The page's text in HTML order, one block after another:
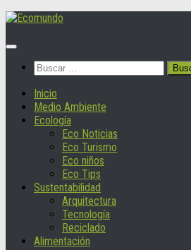
Saltar
contenido
Buscar:
Inicio
Medio Ambiente
Ecología
Eco Noticias
Eco Turismo
Eco niños
Eco Tips
Sustentabilidad
Arquitectura
Tecnología
Reciclado
Alimentación